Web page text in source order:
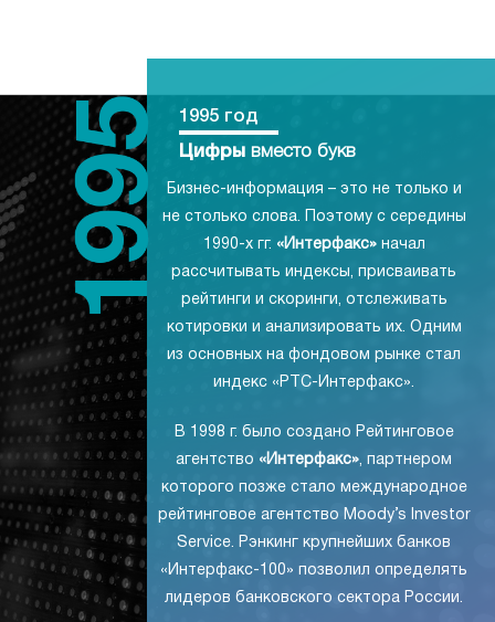
1995 год
Цифры вместо букв
Бизнес-информация – это не только и
не столько слова. Поэтому с середины
1990-х гг. «Интерфакс»начал
рассчитывать индексы, присваивать
рейтинги и скоринги, отслеживать
котировки и анализировать их. Одним
из основных на фондовом рынке стал
индекс «РТС-Интерфакс».
В 1998 г. было создано Рейтинговое
агентство «Интерфакс», партнером
которого позже стало международное
рейтинговое агентство Moody’s Investor
Service. Рэнкинг крупнейших банков
«Интерфакс-100» позволил определять
лидеров банковского сектора России.